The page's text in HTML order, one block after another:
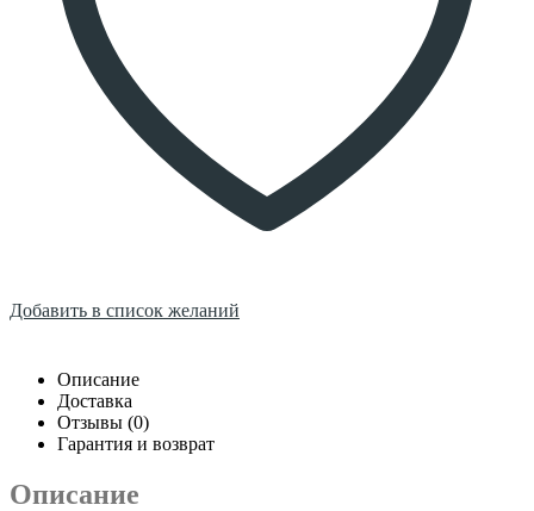
Добавить в список желаний
Описание
Доставка
Отзывы (0)
Гарантия и возврат
Описание